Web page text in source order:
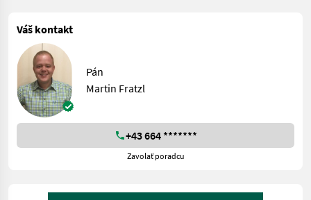
Váš kontakt
Pán
Martin Fratzl
+43 664 *******
Zavolať poradcu